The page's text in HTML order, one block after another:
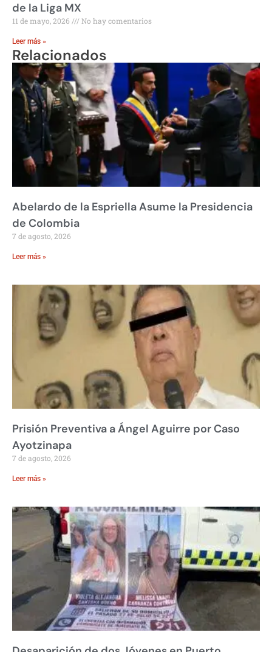
de la Liga MX
11 de mayo, 2026 No hay comentarios
Leer más »
Relacionados
Abelardo de la Espriella Asume la Presidencia
de Colombia
7 de agosto, 2026
Leer más »
Prisión Preventiva a Ángel Aguirre por Caso
Ayotzinapa
7 de agosto, 2026
Leer más »